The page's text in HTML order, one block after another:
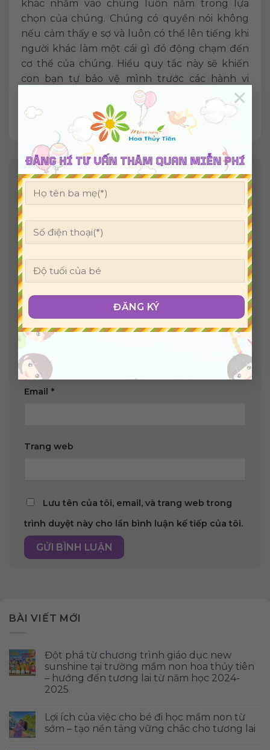
ĐĂNG KÍ TƯ VẤN THĂM QUAN MIỄN PHÍ
×
khác nhằm vào chúng luôn nằm trong lựa
chọn của chúng. Chúng có quyền nói không
nếu cảm thấy e sợ và luôn có thể lên tiếng khi
người khác làm một cái gì đó động chạm đến
cơ thể của chúng. Hiểu quy tắc này sẽ khiến
con bạn tự bảo vệ mình trước các hành vi
khiếm nhã hay lợi dụng khác.
Để lại một bình luận
Email của bạn sẽ không được hiển thị công
Bình luận *
Tên*
Email *
Trang web
Lưu tên của tôi, email, và trang web trong
trình duyệt này cho lần bình luận kế tiếp của tôi.
BÀI VIẾT MỚI
đột phá từ chương trình giáo dục new
sunshine tại trường mầm non hoa thủy tiên
– hướng đến tương lai từ năm học 2024-
2025
lợi ích của việc cho bé đi học mầm non từ
sớm – tạo nền tảng vững chắc cho tương lai